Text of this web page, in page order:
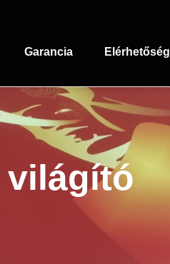
Garancia Elérhetőség
világító